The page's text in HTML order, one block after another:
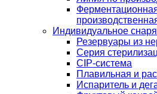
Индивидуальное
Резервуары из
Серия
CIP-система
Плавильная и
Испаритель и